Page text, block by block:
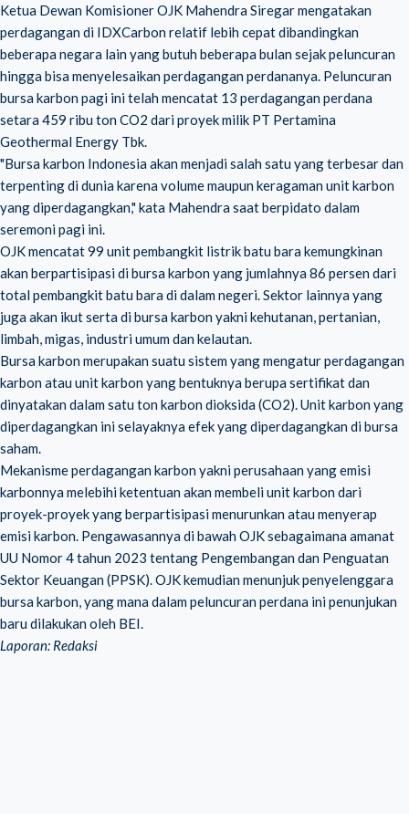
Ketua Dewan Komisioner OJK Mahendra Siregar mengatakan
perdagangan di IDXCarbon relatif lebih cepat dibandingkan
beberapa negara lain yang butuh beberapa bulan sejak peluncuran
hingga bisa menyelesaikan perdagangan perdananya. Peluncuran
bursa karbon pagi ini telah mencatat 13 perdagangan perdana
setara 459 ribu ton CO2 dari proyek milik PT Pertamina
Geothermal Energy Tbk.
"Bursa karbon Indonesia akan menjadi salah satu yang terbesar dan
terpenting di dunia karena volume maupun keragaman unit karbon
yang diperdagangkan," kata Mahendra saat berpidato dalam
seremoni pagi ini.
OJK mencatat 99 unit pembangkit listrik batu bara kemungkinan
akan berpartisipasi di bursa karbon yang jumlahnya 86 persen dari
total pembangkit batu bara di dalam negeri. Sektor lainnya yang
juga akan ikut serta di bursa karbon yakni kehutanan, pertanian,
limbah, migas, industri umum dan kelautan.
Bursa karbon merupakan suatu sistem yang mengatur perdagangan
karbon atau unit karbon yang bentuknya berupa sertifikat dan
dinyatakan dalam satu ton karbon dioksida (CO2). Unit karbon yang
diperdagangkan ini selayaknya efek yang diperdagangkan di bursa
saham.
Mekanisme perdagangan karbon yakni perusahaan yang emisi
karbonnya melebihi ketentuan akan membeli unit karbon dari
proyek-proyek yang berpartisipasi menurunkan atau menyerap
emisi karbon. Pengawasannya di bawah OJK sebagaimana amanat
UU Nomor 4 tahun 2023 tentang Pengembangan dan Penguatan
Sektor Keuangan (PPSK). OJK kemudian menunjuk penyelenggara
bursa karbon, yang mana dalam peluncuran perdana ini penunjukan
baru dilakukan oleh BEI.
Laporan: Redaksi